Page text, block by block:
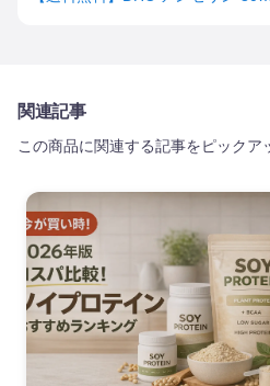
関連記事
この商品に関連する記事をピックア